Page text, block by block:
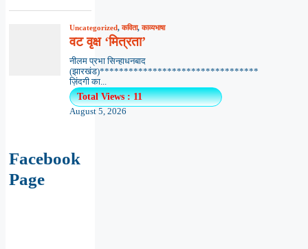
Uncategorized,कविता,काव्यभाषा
वट वृक्ष ‘मित्रता’
नीलम प्रभा सिन्हाधनबाद
(झारखंड)*********************************
ज़िंदगी का...
Total Views : 11
August 5, 2026
Facebook
Page